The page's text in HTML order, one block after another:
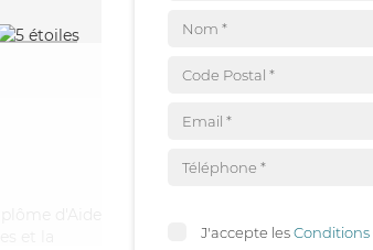
d'Aide
et la
J'accepte lesConditions